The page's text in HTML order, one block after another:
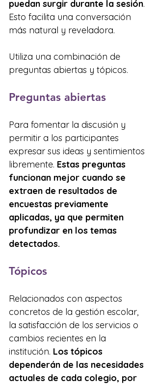
puedan surgir durante la sesión.
Esto facilita una conversación
más natural y reveladora.
Utiliza una combinación de
preguntas abiertas y tópicos.
Preguntas abiertas
Para fomentar la discusión y
permitir a los participantes
expresar sus ideas y sentimientos
libremente. Estas preguntas
funcionan mejor cuando se
extraen de resultados de
encuestas previamente
aplicadas, ya que permiten
profundizar en los temas
detectados.
Tópicos
Relacionados con aspectos
concretos de la gestión escolar,
la satisfacción de los servicios o
cambios recientes en la
institución. Los tópicos
dependerán de las necesidades
actuales de cada colegio, por